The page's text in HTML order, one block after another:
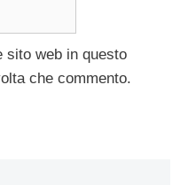
sito web in questo
che commento.